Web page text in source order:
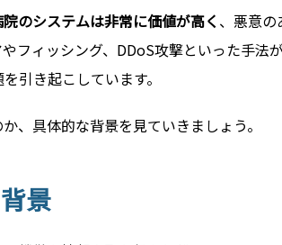
のシステムは非常に価値が高く、悪意の
フィッシング、DDoS攻撃といった手法
引き起こしています。
、具体的な背景を見ていきましょう。
景